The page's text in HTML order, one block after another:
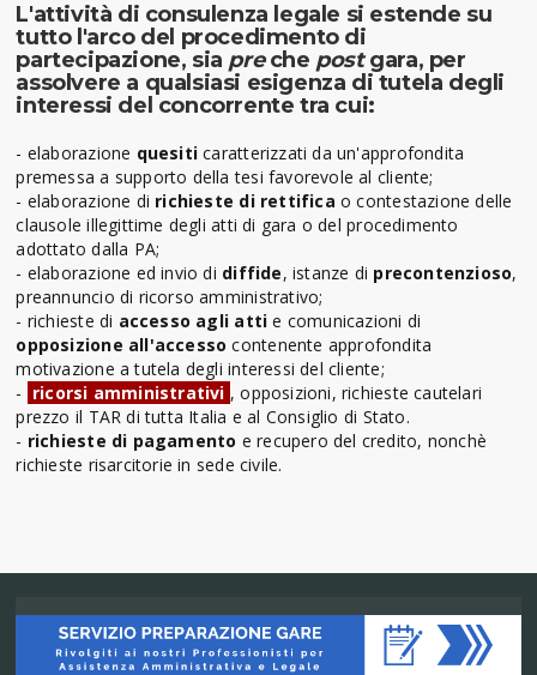
L'attività di consulenza legale si estende su
tutto l'arco del procedimento di
partecipazione, sia preche postgara, per
assolvere a qualsiasi esigenza di tutela degli
interessi del concorrente tra cui:
- elaborazione quesiticaratterizzati da un'approfondita
premessa a supporto della tesi favorevole al cliente;
- elaborazione di richieste di rettifica o contestazione delle
clausole illegittime degli atti di gara o del procedimento
adottato dalla PA;
- elaborazione ed invio di diffide, istanze di precontenzioso,
preannuncio di ricorso amministrativo;
- richieste di accesso agli atti e comunicazioni di
opposizione all'accesso contenente approfondita
motivazione a tutela degli interessi del cliente;
- ricorsi amministrativi , opposizioni, richieste cautelari
prezzo il TAR di tutta Italia e al Consiglio di Stato.
- richieste di pagamento e recupero del credito, nonchè
richieste risarcitorie in sede civile.